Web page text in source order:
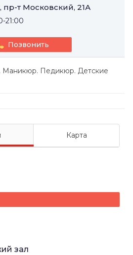
пр-т Московский, 21А
21:00
Позвонить
Маникюр. Педикюр. Детские
Карта
зал